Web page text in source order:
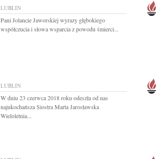
LUBLIN
Pani Jolancie Jaworskiej wyrazy głębokiego
współczucia i słowa wsparcia z powodu śmierci...
LUBLIN
W dniu 23 czerwca 2018 roku odeszła od nas
najukochańsza Siostra Marta Jarosławska
Wieloletnia...